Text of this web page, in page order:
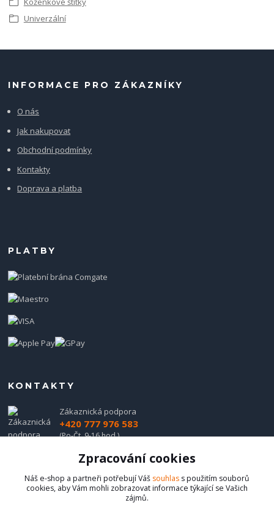
Univerzální
INFORMACE PRO ZÁKAZNÍKY
O nás
Jak nakupovat
Obchodní podmínky
Kontakty
Doprava a platba
PLATBY
KONTAKTY
Zákaznická podpora
+420 777 976 583
(Po-Čt, 9-16 hod.)
obchod@hadladla.cz
Zpracování cookies
Náš e-shop a partneři potřebují Váš souhlas s použitím souborů
cookies, aby Vám mohli zobrazovat informace týkající se Vašich
zájmů.